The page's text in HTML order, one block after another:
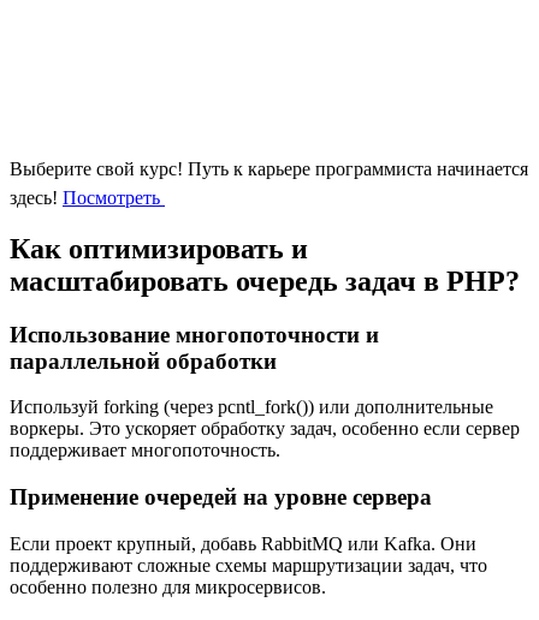
Выберите свой курс! Путь к карьере программиста начинается
здесь! Посмотреть
Как оптимизировать и
масштабировать очередь задач в PHP?
Использование многопоточности и
параллельной обработки
Используй forking (через pcntl_fork()) или дополнительные
воркеры. Это ускоряет обработку задач, особенно если сервер
поддерживает многопоточность.
Применение очередей на уровне сервера
Если проект крупный, добавь RabbitMQ или Kafka. Они
поддерживают сложные схемы маршрутизации задач, что
особенно полезно для микросервисов.